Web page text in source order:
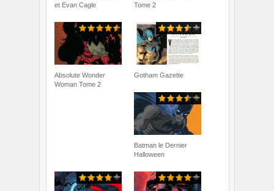
et Evan Cagle
Tome 2
Absolute Wonder
Woman Tome 2
Gotham Gazette
Batman le Dernier
Halloween